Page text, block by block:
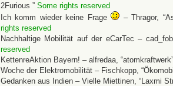
2Furious ” Some rights reserved
Ich komm wieder keine Frage
– Thragor,
rights reserved
Nachhaltige Mobilität auf der eCarTec –
reserved
KettenreAktion Bayern! – alfredaa,
Woche der Elektromobilität – Fischkopp,
Gedanken aus Indien – Vielle Miettinen, “Laxmi